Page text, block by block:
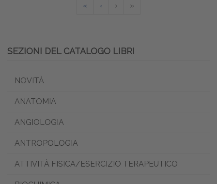
« ‹ › »
SEZIONI DEL CATALOGO LIBRI
NOVITÀ
ANATOMIA
ANGIOLOGIA
ANTROPOLOGIA
ATTIVITÀ FISICA/ESERCIZIO TERAPEUTICO